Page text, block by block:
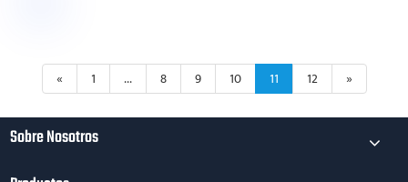
« 1 ... 8 9 10 11 12 »
Sobre Nosotros